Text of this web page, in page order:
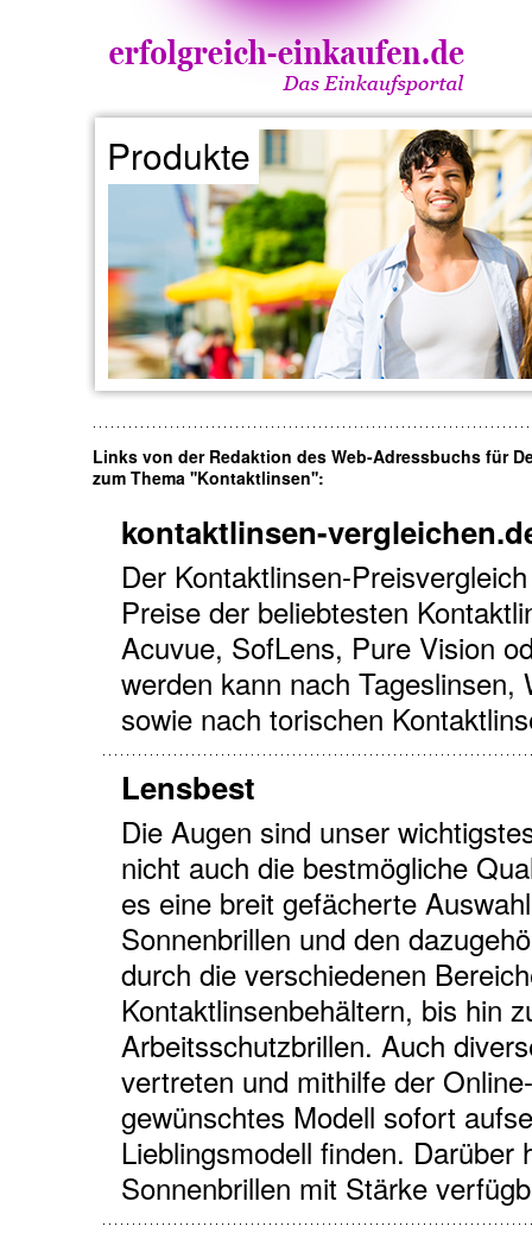
Produkte
Links von der Redaktion des Web-Adressbuchs für
zum Thema ''Kontaktlinsen'':
kontaktlinsen-
Der Kontaktlinsen-
Preise der beliebtesten
Acuvue, SofLens, Pure Vision
werden kann nach
sowie nach torischen
Lensbest
Die Augen sind unser
nicht auch die bestmögliche
es eine breit gefächerte
Sonnenbrillen und den
durch die verschiedenen
Kontaktlinsenbehältern, bis hin
Arbeitsschutzbrillen. Auch
vertreten und mithilfe der
gewünschtes Modell sofort
Lieblingsmodell finden.
Sonnenbrillen mit Stärke